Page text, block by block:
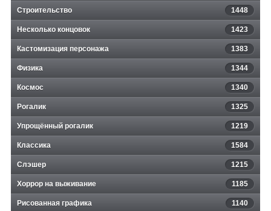
Строительство 1448
Несколько концовок 1423
Кастомизация персонажа 1383
Физика 1344
Космос 1340
Рогалик 1325
Упрощённый рогалик 1219
Классика 1584
Слэшер 1215
Хоррор на выживание 1185
Рисованная графика 1140